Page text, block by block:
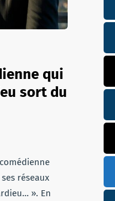
qui
sort du
réseaux
». En